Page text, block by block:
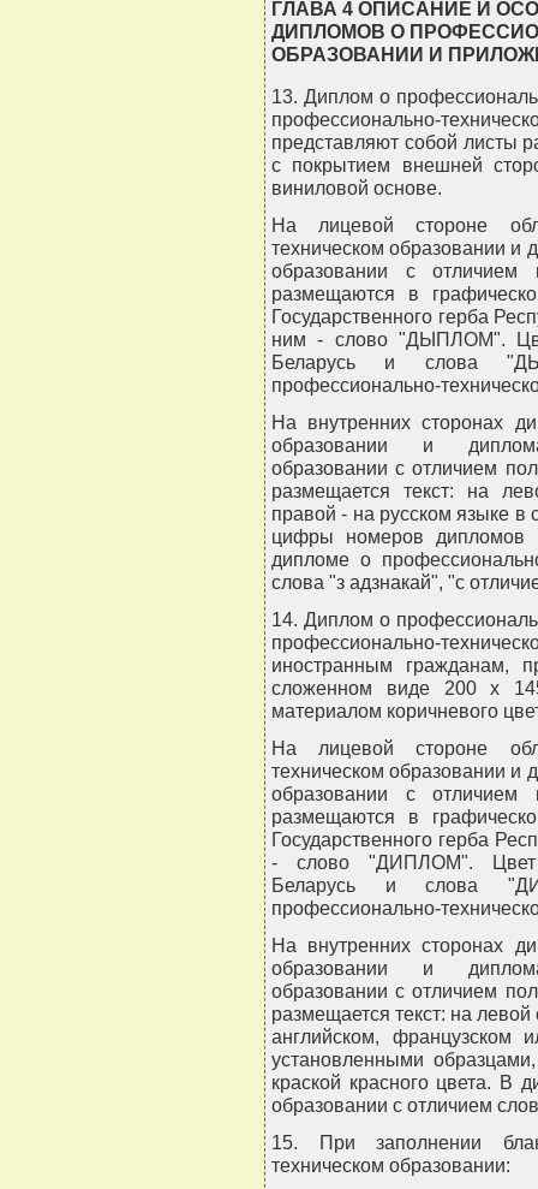
ГЛАВА 4 ОПИСАНИЕ И
ДИПЛОМОВ О
ОБРАЗОВАНИИ И
13. Диплом о
профессионально-
представляют собой листы
с покрытием внешней
виниловой основе.
На лицевой стороне
техническом образовании и
образовании с отличием
размещаются в
Государственного герба
ним - слово "ДЫПЛОМ".
Беларусь и слова
профессионально-
На внутренних сторонах
образовании и
образовании с отличием
размещается текст: на
правой - на русском языке в
цифры номеров дипломов
дипломе о
слова "з адзнакай", "с
14. Диплом о
профессионально-
иностранным гражданам,
сложенном виде 200 x
материалом коричневого
На лицевой стороне
техническом образовании и
образовании с отличием
размещаются в
Государственного герба
- слово "ДИПЛОМ". Цвет
Беларусь и слова
профессионально-
На внутренних сторонах
образовании и
образовании с отличием
размещается текст: на
английском, французском
установленными
краской красного цвета. В
образовании с отличием
15. При заполнении
техническом образовании: